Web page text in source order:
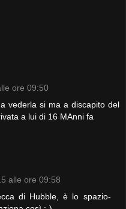
ore 09:50
vederla si ma a discapito del
a lui di 16 MAnni fa
alle ore 09:58
di Hubble, è lo spazio-